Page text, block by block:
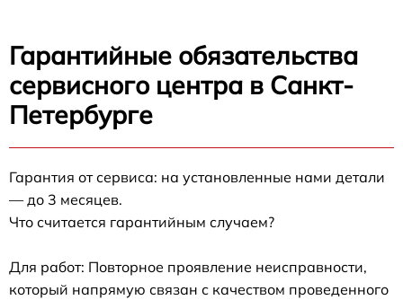
Гарантийные обязательства
сервисного центра в Санкт-
Петербурге
Гарантия от сервиса: на установленные нами детали
— до 3 месяцев.
Что считается гарантийным случаем?
Для работ: Повторное проявление неисправности,
который напрямую связан с качеством проведенного